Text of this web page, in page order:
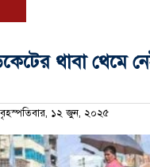
থাবা থেমে
১২ জুন, ২০২৫